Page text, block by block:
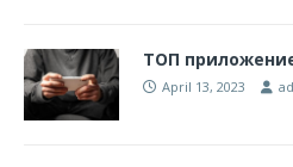
ТОП
April 13, 2023